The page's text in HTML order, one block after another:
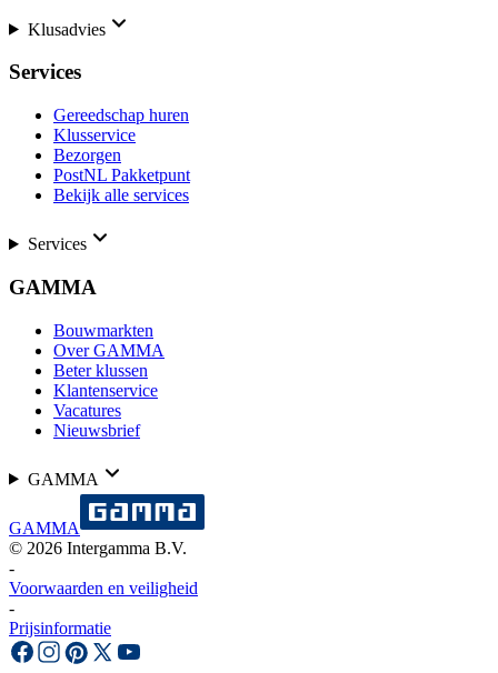
Klusadvies
Services
Gereedschap huren
Klusservice
Bezorgen
PostNL Pakketpunt
Bekijk alle services
Services
GAMMA
Bouwmarkten
Over GAMMA
Beter klussen
Klantenservice
Vacatures
Nieuwsbrief
GAMMA
GAMMA
© 2026 Intergamma B.V.
-
Voorwaarden en veiligheid
-
Prijsinformatie